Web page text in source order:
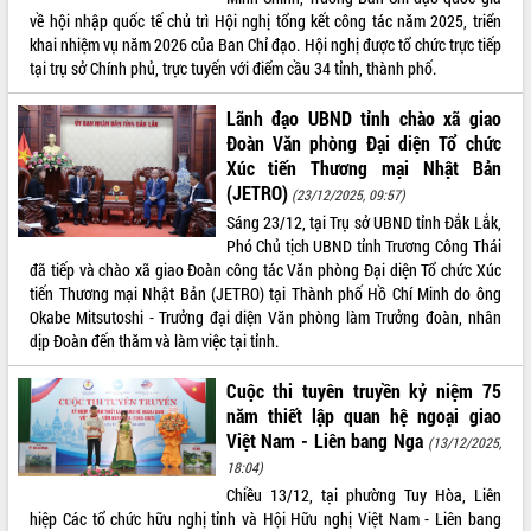
Phát động chiến dịch 30 ngày đêm
giải phóng mặt bằng Tuyến đường bộ
ven biển
Đắk Lắk nỗ lực thúc đẩy tăng trưởng
kinh tế từ 10% trở lên trong Quý
II/2026
Đắk Lắk ký kết thỏa thuận hợp tác về
chuyển đổi số giai đoạn 2026 – 2030
với Tập đoàn Bưu chính Viễn thông
Việt Nam
Thứ trưởng Bộ Y tế làm việc với tỉnh
Đắk Lắk về phát triển nhân lực y tế
cho trạm y tế cấp xã
Du lịch Đắk Lắk nâng tầm trải nghiệm
du khách thông qua Hệ thống cơ sở dữ
liệu và Bản đồ số
Tập huấn ứng dụng trí tuệ nhân tạo (AI)
trong thương mại điện tử năm 2026
Đoàn đại biểu Quốc hội tỉnh Đắk Lắk
trao đổi thông tin trước Kỳ họp thứ
về hội nhập quốc tế chủ trì Hội nghị tổng kết công tác năm 2025, triển
khai nhiệm vụ năm 2026 của Ban Chỉ đạo. Hội nghị được tổ chức trực tiếp
tại trụ sở Chính phủ, trực tuyến với điểm cầu 34 tỉnh, thành phố.
Lãnh đạo UBND tỉnh chào xã giao
Đoàn Văn phòng Đại diện Tổ chức
Xúc tiến Thương mại Nhật Bản
(JETRO) (23/12/2025, 09:57)
Sáng 23/12, tại Trụ sở UBND tỉnh Đắk Lắk,
Phó Chủ tịch UBND tỉnh Trương Công Thái
đã tiếp và chào xã giao Đoàn công tác Văn phòng Đại diện Tổ chức Xúc
tiến Thương mại Nhật Bản (JETRO) tại Thành phố Hồ Chí Minh do ông
Okabe Mitsutoshi - Trưởng đại diện Văn phòng làm Trưởng đoàn, nhân
dịp Đoàn đến thăm và làm việc tại tỉnh.
Cuộc thi tuyên truyền kỷ niệm 75
năm thiết lập quan hệ ngoại giao
Việt Nam - Liên bang Nga (13/12/2025,
18:04)
Chiều 13/12, tại phường Tuy Hòa, Liên
hiệp Các tổ chức hữu nghị tỉnh và Hội Hữu nghị Việt Nam - Liên bang